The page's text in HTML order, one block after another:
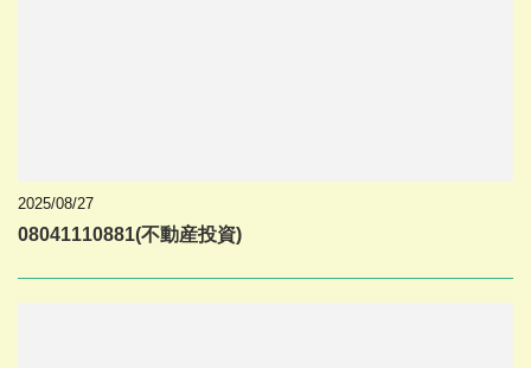
2025/08/27
08041110881(不動産投資)